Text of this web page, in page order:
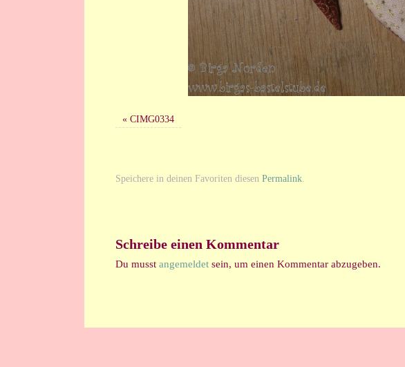
«CIMG0334
Speichere in deinen Favoriten diesen Permalink
Schreibe einen Kommentar
Du musst angemeldet sein, um einen Kommentar abzugeben.